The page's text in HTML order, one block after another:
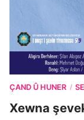
ÇAND Û HUNER /
Xewna